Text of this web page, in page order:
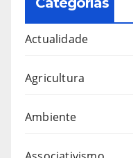
Actualidade
Agricultura
Ambiente